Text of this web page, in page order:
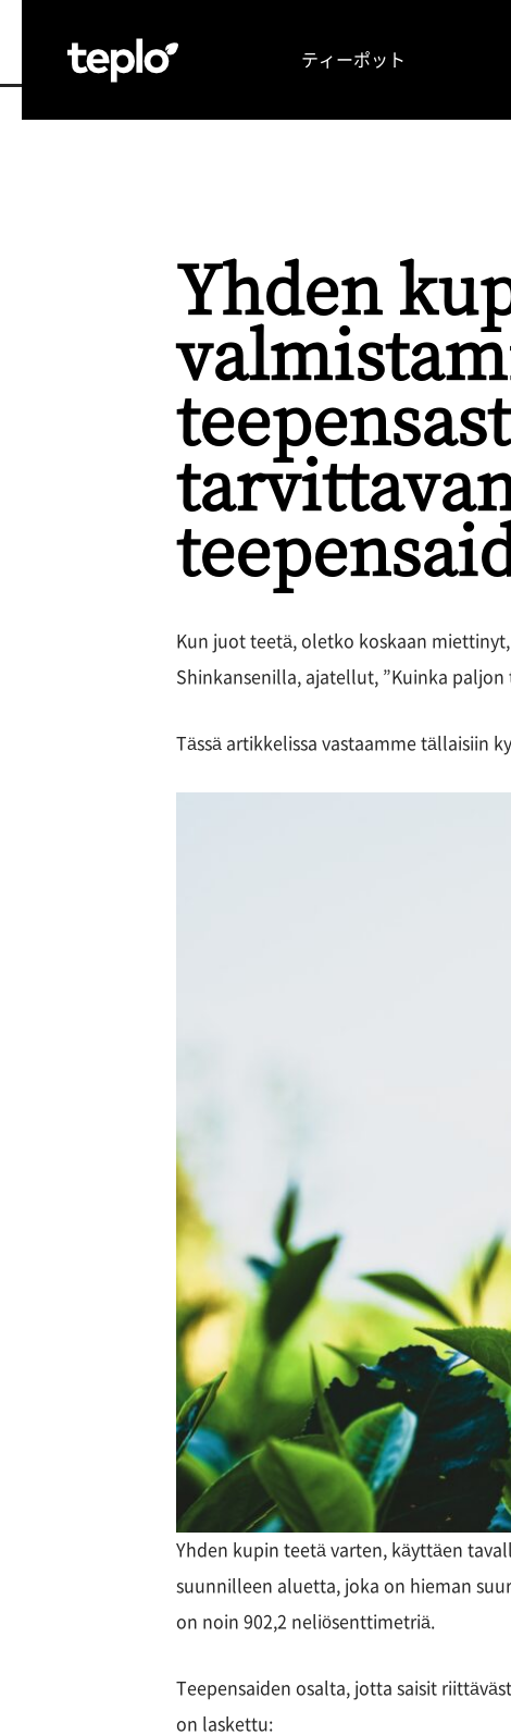
ティーポット
Yhden
Kun juot teetä, oletko koskaan
Shinkansenilla, ajatellut, ”Kuinka
Tässä artikkelissa vastaamme tällaisiin
Yhden kupin teetä varten, käyttäen
suunnilleen aluetta, joka on hieman
on noin 902,2 neliösenttimetriä.
Teepensaiden osalta, jotta saisit
on laskettu: